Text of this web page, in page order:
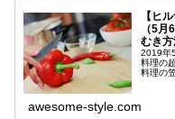
【ヒ
（5
むき
2019年
料理の
料理の
awesome-style.com